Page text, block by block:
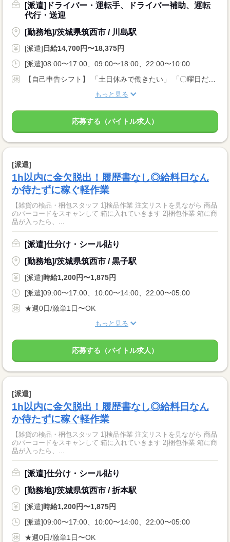
[派遣]ドライバー・運転手、ドライバー補助、運転
代行・送迎
[勤務地]/茨城県筑西市 / 川島駅
[派遣] 日給14,700円〜18,375円
[派遣]08:00〜17:00、09:00〜18:00、22:00〜10:00
もっと見る
応募する（バイトル求人）
[派遣]
1h以内に金欠脱出！履歴書なし◎給料日なん
か待たずに稼ぐ軽作業
【雑貨の検品・梱包スタッフ 1]検品作業 注文リストを見ながら 商品
のバーコードをスキャンして 箱に入れていきます 2]梱包作業 箱に商
品が入ったら、...
[派遣]仕分け・シール貼り
[勤務地]/茨城県筑西市 / 黒子駅
[派遣]時給1,200円〜1,875円
[派遣]09:00〜17:00、10:00〜14:00、22:00〜05:00
★週0日/激単1日〜OK
もっと見る
応募する（バイトル求人）
[派遣]
1h以内に金欠脱出！履歴書なし◎給料日なん
か待たずに稼ぐ軽作業
【雑貨の検品・梱包スタッフ 1]検品作業 注文リストを見ながら 商品
のバーコードをスキャンして 箱に入れていきます 2]梱包作業 箱に商
品が入ったら、...
[派遣]仕分け・シール貼り
[勤務地]/茨城県筑西市 / 折本駅
[派遣]時給1,200円〜1,875円
[派遣]09:00〜17:00、10:00〜14:00、22:00〜05:00
★週0日/激単1日〜OK